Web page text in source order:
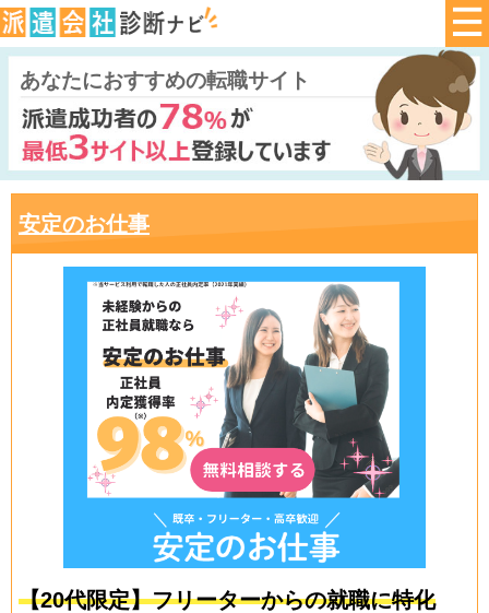
あなたにおすすめの転職サイト
安定のお仕事
【20代限定】フリーターからの就職に特化